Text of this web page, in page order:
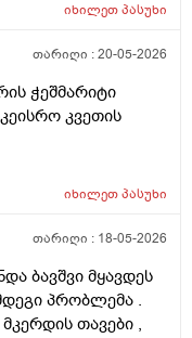
იხილეთპასუხი
თარიღი :20-05-2026
ჭეშმარიტი
კვეთის
იხილეთპასუხი
თარიღი : 18-05-2026
ბავშვი მყავდეს
პრობლემა .
თავები ,